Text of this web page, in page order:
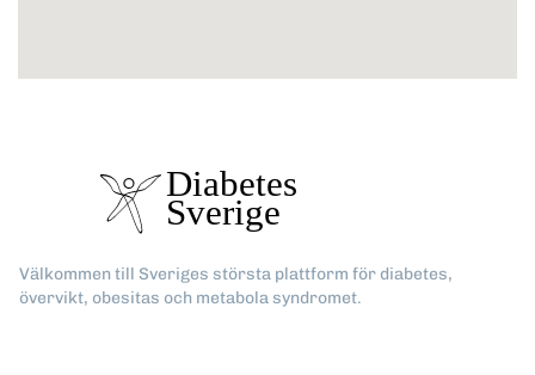
Välkommen till Sveriges största plattform för diabetes,
övervikt, obesitas och metabola syndromet.